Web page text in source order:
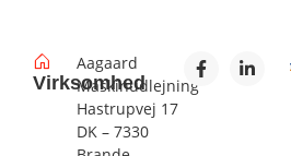
Virksomhed
Aagaard
Maskinudlejning
Hastrupvej 17
DK – 7330